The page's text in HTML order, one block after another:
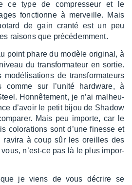
ce type de compres­seur et le
fonc­tionne à merveille. Mais
de gain cranté est un peu
raisons que précé­dem­ment.
point phare du modèle origi­nal, à
du trans­for­ma­teur en sortie.
modé­li­sa­tions de trans­for­ma­teurs
comme sur l’unité hard­ware, à
Honnê­te­ment, je n’ai malheu­
d’avoir le petit bijou de Shadow
Mais peu importe, car le
colo­ra­tions sont d’une finesse et
ravira à coup sûr les oreilles des
vous, n’est-ce pas là le plus impor­
je viens de vous décrire se